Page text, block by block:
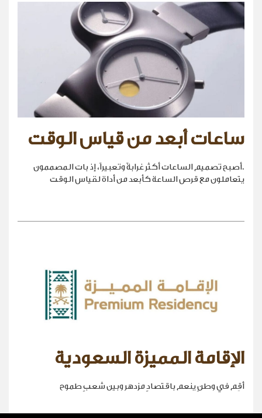
ساعات أبعد من قياس الوقت
.أصبح تصميم الساعات أكثر غرابةً وتعبيراً، إذ بات المصممون
يتعاملون مع قرص الساعة كأبعد من أداة لقياس الوقت
الإقامة المميزة السعودية
أقِم في وطنٍ ينعم باقتصادٍ مزدهر وبين شعبٍ طموح